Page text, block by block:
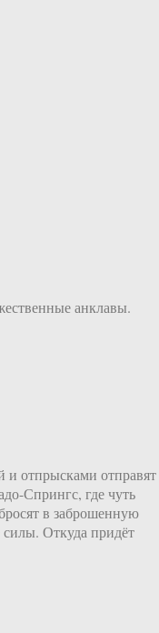
анклавы.
и отпрысками отправят
Спрингс, где чуть
в заброшенную
силы. Откуда придёт